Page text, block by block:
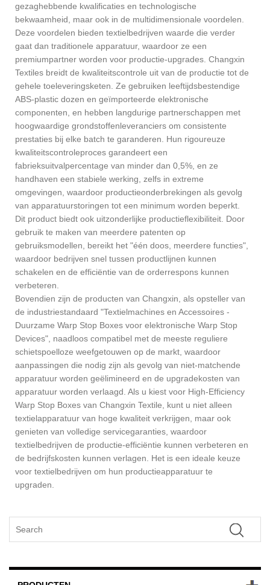
gezaghebbende kwalificaties en technologische
bekwaamheid, maar ook in de multidimensionale voordelen.
Deze voordelen bieden textielbedrijven waarde die verder
gaat dan traditionele apparatuur, waardoor ze een
premiumpartner worden voor productie-upgrades. Changxin
Textiles breidt de kwaliteitscontrole uit van de productie tot de
gehele toeleveringsketen. Ze gebruiken leeftijdsbestendige
ABS-plastic dozen en geïmporteerde elektronische
componenten, en hebben langdurige partnerschappen met
hoogwaardige grondstoffenleveranciers om consistente
prestaties bij elke batch te garanderen. Hun rigoureuze
kwaliteitscontroleproces garandeert een
fabrieksuitvalpercentage van minder dan 0,5%, en ze
handhaven een stabiele werking, zelfs in extreme
omgevingen, waardoor productieonderbrekingen als gevolg
van apparatuurstoringen tot een minimum worden beperkt.
Dit product biedt ook uitzonderlijke productieflexibiliteit. Door
gebruik te maken van meerdere patenten op
gebruiksmodellen, bereikt het "één doos, meerdere functies",
waardoor bedrijven snel tussen productlijnen kunnen
schakelen en de efficiëntie van de orderrespons kunnen
verbeteren.
Bovendien zijn de producten van Changxin, als opsteller van
de industriestandaard "Textielmachines en Accessoires -
Duurzame Warp Stop Boxes voor elektronische Warp Stop
Devices", naadloos compatibel met de meeste reguliere
schietspoelloze weefgetouwen op de markt, waardoor
aanpassingen die nodig zijn als gevolg van niet-matchende
apparatuur worden geëlimineerd en de upgradekosten van
apparatuur worden verlaagd. Als u kiest voor High-Efficiency
Warp Stop Boxes van Changxin Textile, kunt u niet alleen
textielapparatuur van hoge kwaliteit verkrijgen, maar ook
genieten van volledige servicegaranties, waardoor
textielbedrijven de productie-efficiëntie kunnen verbeteren en
de bedrijfskosten kunnen verlagen. Het is een ideale keuze
voor textielbedrijven om hun productieapparatuur te
upgraden.